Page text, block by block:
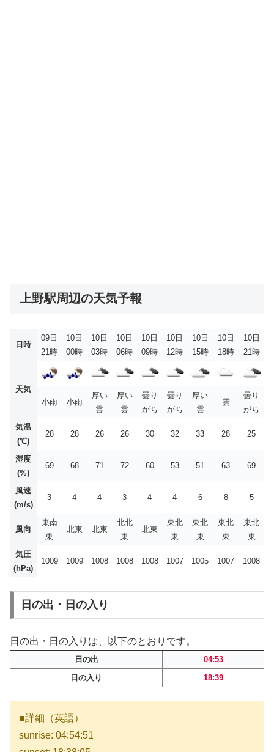
上野駅周辺の天気予報
日時
09日
21時
10日
00時
10日
03時
10日
06時
10日
09時
10日
12時
10日
15時
10日
18時
10日
21時
天気
小雨
小雨
厚い
雲
厚い
雲
曇り
がち
曇り
がち
厚い
雲
雲
曇り
がち
気温
(℃)
28 28 26 26 30 32 33 28 25
湿度
(%)
69 68 71 72 60 53 51 63 69
風速
(m/s)
3 4 4 3 4 4 6 8 5
風向
東南
東
北東 北東
北北
東
北東
東北
東
東北
東
東北
東
東北
東
気圧
(hPa)
1009 1009 1008 1008 1008 1007 1005 1007 1008
日の出・日の入り
日の出・日の入りは、以下のとおりです。
日の出
04:53
日の入り
18:39
■詳細（英語）
sunrise: 04:54:51